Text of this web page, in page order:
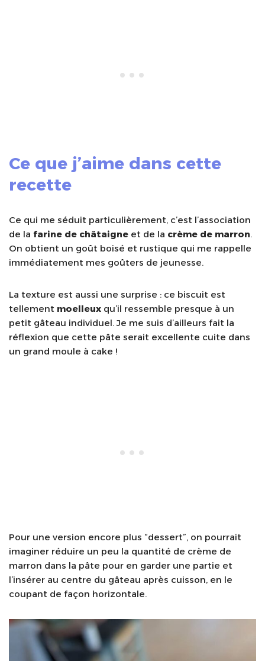
Ce que j’aime dans cette
recette
Ce qui me séduit particulièrement, c’est l’association
de la farine de châtaigne et de la crème de marron.
On obtient un goût boisé et rustique qui me rappelle
immédiatement mes goûters de jeunesse.
La texture est aussi une surprise : ce biscuit est
tellement moelleux qu’il ressemble presque à un
petit gâteau individuel. Je me suis d’ailleurs fait la
réflexion que cette pâte serait excellente cuite dans
un grand moule à cake !
Pour une version encore plus “dessert”, on pourrait
imaginer réduire un peu la quantité de crème de
marron dans la pâte pour en garder une partie et
l’insérer au centre du gâteau après cuisson, en le
coupant de façon horizontale.